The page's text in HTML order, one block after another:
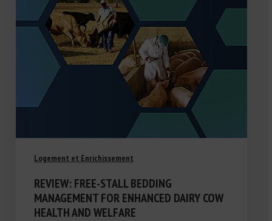
Logement et Enrichissement
REVIEW: FREE-STALL BEDDING
MANAGEMENT FOR ENHANCED DAIRY COW
HEALTH AND WELFARE